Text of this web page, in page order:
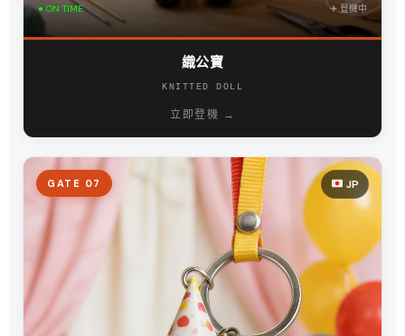
● ON TIME ✈︎ 登機中
織公寶
KNITTED DOLL
立即登機 →
GATE 07 JP